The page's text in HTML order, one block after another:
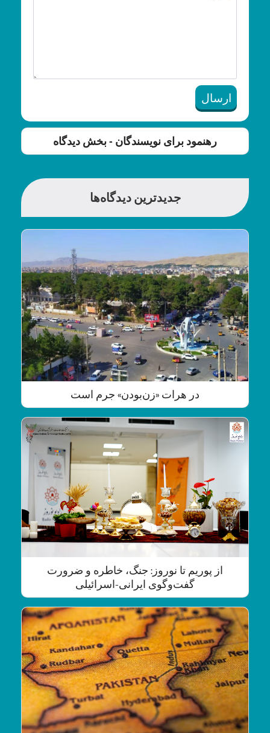
ارسال
رهنمود برای نویسندگان - بخش دیدگاه
جدیدترین دیدگاه‌ها
در هرات «زن‌بودن» جرم است
از پوریم تا نوروز: جنگ، خاطره و ضرورت
گفت‌وگوی ایرانی-اسرائیلی